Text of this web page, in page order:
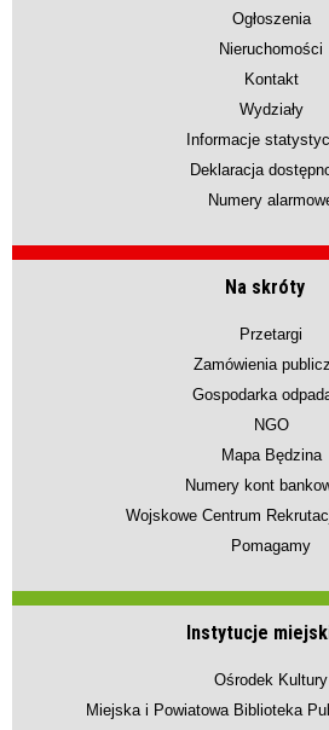
Ogłoszenia
Nieruchomości
Kontakt
Wydziały
Informacje
Deklaracja
Numery
Na skróty
Przetargi
Zamówienia
Gospodarka
NGO
Mapa Będzina
Numery kont
Wojskowe Centrum
Pomagamy
Instytucje
Ośrodek Kultury
Miejska i Powiatowa Biblioteka